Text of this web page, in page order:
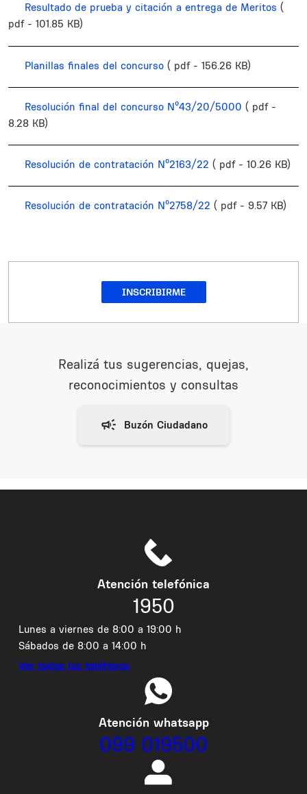
Resultado de prueba y citación a entrega de Meritos (
pdf - 101.85 KB)
Planillas finales del concurso ( pdf - 156.26 KB)
Resolución final del concurso Nº43/20/5000 ( pdf -
8.28 KB)
Resolución de contratación Nº2163/22 ( pdf - 10.26 KB)
Resolución de contratación Nº2758/22 ( pdf - 9.57 KB)
INSCRIBIRME
Realizá tus sugerencias, quejas,
reconocimientos y consultas
Atención telefónica
1950
Lunes a viernes de 8:00 a 19:00 h
Sábados de 8:00 a 14:00 h
Ver todos los teléfonos
Atención whatsapp
099 019500